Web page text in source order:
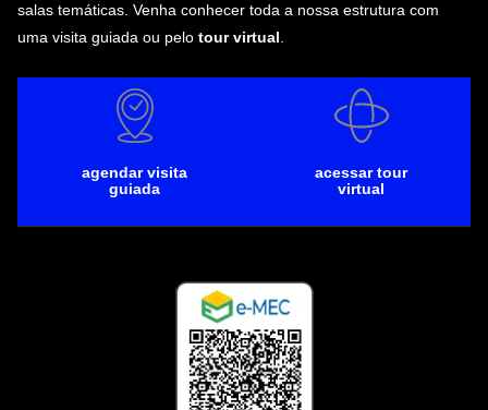
salas temáticas. Venha conhecer toda a nossa estrutura com
uma visita guiada ou pelo tour virtual
agendar visita
guiada
acessar tour
virtual